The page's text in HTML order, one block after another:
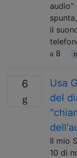
audio"
il
8
6
Usa
del
Il mio
10 di